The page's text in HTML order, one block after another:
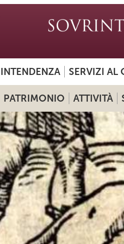
SERVIZI AL
PATRIMONIO ATTIVITÀ